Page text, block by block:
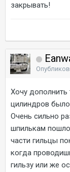
закрывать!
Хочу дополнить
цилиндров
Очень сильно
шпилькам
части гильцы
когда
гильзу или же